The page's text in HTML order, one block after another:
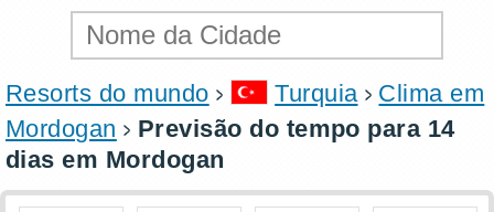
Resorts do mundo Turquia
Clima em
Mordogan
Previsão do tempo para 14
dias em Mordogan